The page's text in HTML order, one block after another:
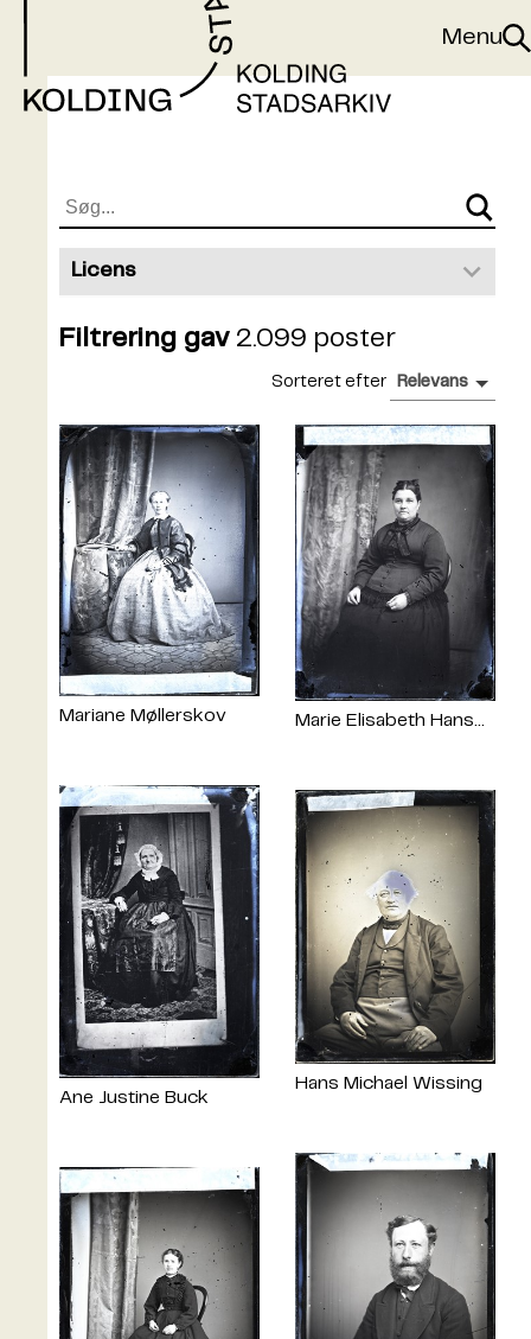
Menu
Licens
Filtrering gav 2.099 poster
Sorteret efter Relevans
Mariane Møllerskov
Ane Justine Buck
Marie Elisabeth Hansdatter Øe
Hans Michael Wissing